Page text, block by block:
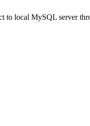
to local MySQL server